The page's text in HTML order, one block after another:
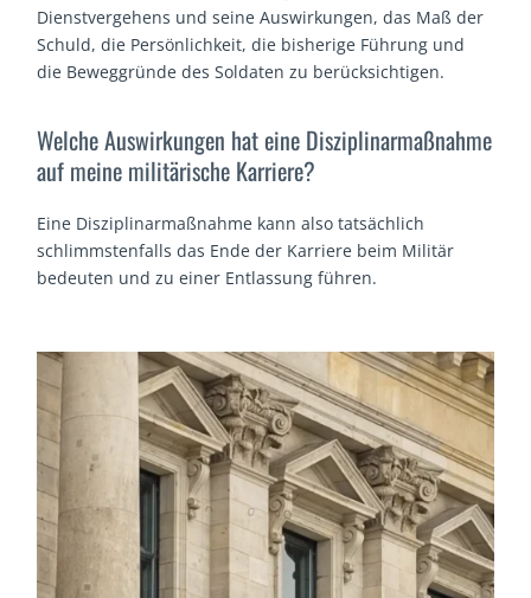
Dienstvergehens und seine Auswirkungen, das Maß der
Schuld, die Persönlichkeit, die bisherige Führung und
die Beweggründe des Soldaten zu berücksichtigen.
Welche Auswirkungen hat eine Disziplinarmaßnahme
auf meine militärische Karriere?
Eine Disziplinarmaßnahme kann also tatsächlich
schlimmstenfalls das Ende der Karriere beim Militär
bedeuten und zu einer Entlassung führen.